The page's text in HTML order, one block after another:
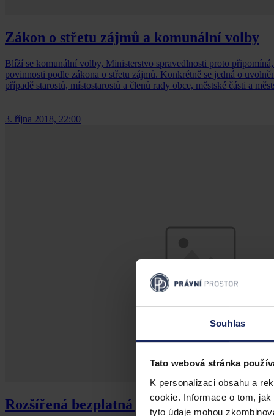
Souhlas
Tato webová stránka
K personalizaci obsahu a
cookie. Informace o tom,
tyto údaje mohou
Zákon o střetu zájmů a komunální volby
Blíží se komunální volby, Ministerstvo spravedlnosti proto
povinnosti podle zákona o střetu zájmů. Konkrétně se jedná o
případě starostů, místostarostů a členů rady obce, městské části a
3. října 2018, 22:00
Rozšířená bezplatná právní pomoc: